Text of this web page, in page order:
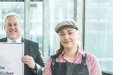
Dann tragen Sie